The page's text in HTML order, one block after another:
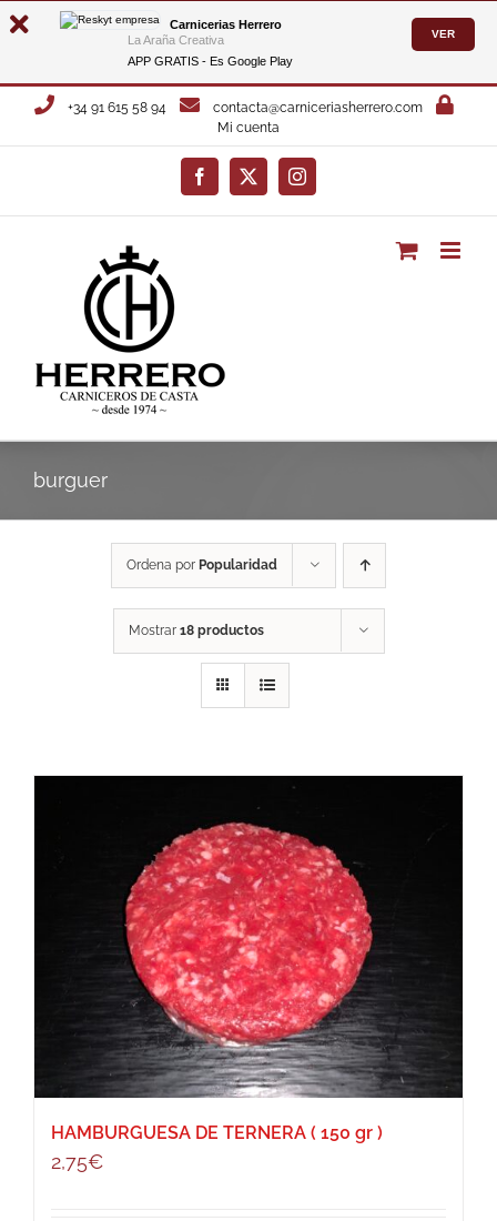
Carnicerias Herrero
La Araña Creativa
APP GRATIS - Es Google Play
VER
Saltar
+34 91 615 58 94
contacta@carniceriasherrero.com
Mi cuenta
Facebook
X Instagram
burguer
Ordena por Popularidad
Mostrar 18 productos
HAMBURGUESA DE TERNERA ( 150 gr )
2,75€